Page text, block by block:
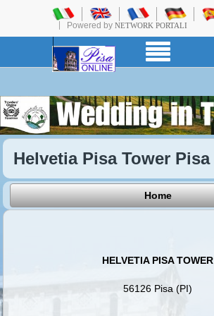
Powered by NETWORK PORTALI
Helvetia Pisa Tower Pisa
Home
HELVETIA PISA TOWER
56126 Pisa (PI)